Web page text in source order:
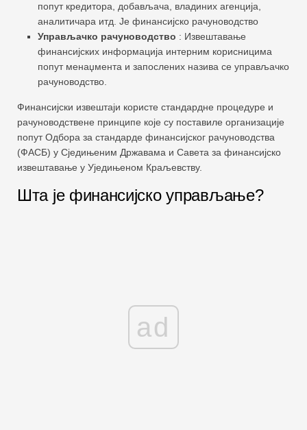
попут кредитора, добављача, владиних агенција,
аналитичара итд. Је финансијско рачуноводство
Управљачко рачуноводство : Извештавање
финансијских информација интерним корисницима
попут менаџмента и запослених назива се управљачко
рачуноводство.
Финансијски извештаји користе стандардне процедуре и
рачуноводствене принципе које су поставиле организације
попут Одбора за стандарде финансијског рачуноводства
(ФАСБ) у Сједињеним Државама и Савета за финансијско
извештавање у Уједињеном Краљевству.
Шта је финансијско управљање?
ad